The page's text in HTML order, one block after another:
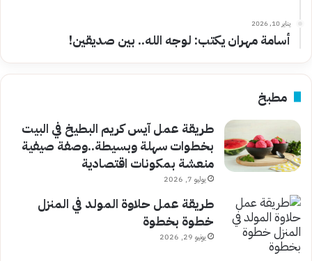
يناير 10, 2026
أسامة مهران يكتب: لوجه الله.. بين صديقين!
مطبخ
طريقة عمل آيس كريم البطيخ في البيت
بخطوات سهلة وبسيطة..وصفة صيفية
منعشة بمكونات اقتصادية
يوليو 7, 2026
طريقة عمل حلاوة المولد في المنزل
خطوة بخطوة
يونيو 29, 2026